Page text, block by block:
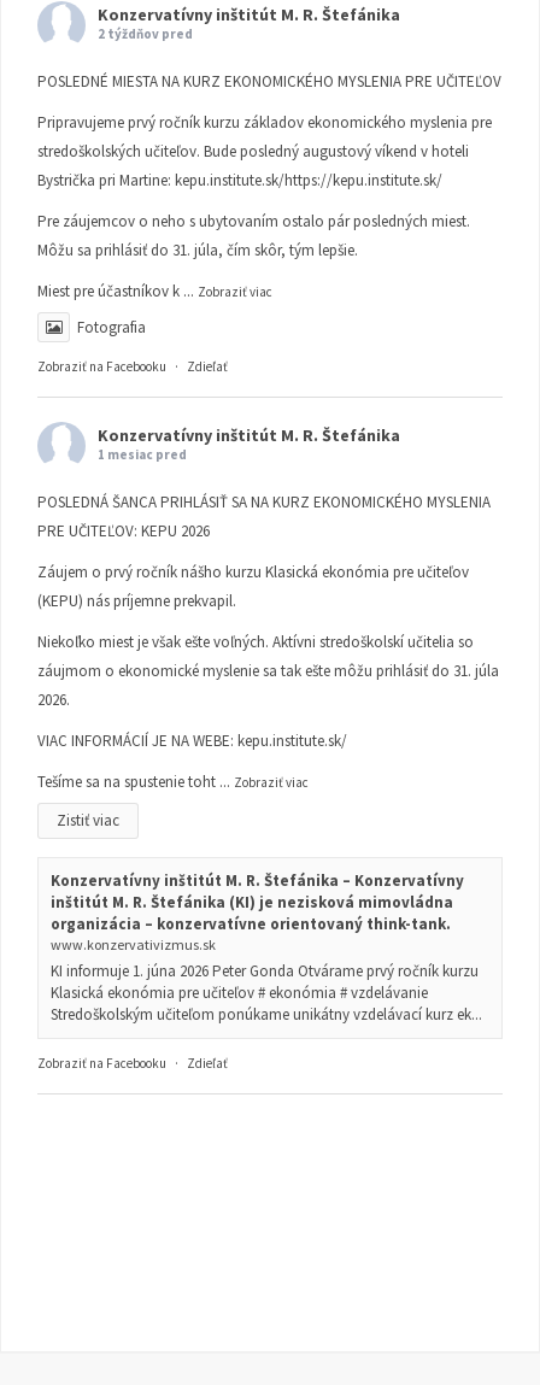
Konzervatívny inštitút M. R. Štefánika
2 týždňov pred
POSLEDNÉ MIESTA NA KURZ EKONOMICKÉHO MYSLENIA PRE UČITEĽOV
Pripravujeme prvý ročník kurzu základov ekonomického myslenia pre
stredoškolských učiteľov. Bude posledný augustový víkend v hoteli
Bystrička pri Martine: kepu.institute.sk/https://kepu.institute.sk/
Pre záujemcov o neho s ubytovaním ostalo pár posledných miest.
Môžu sa prihlásiť do 31. júla, čím skôr, tým lepšie.
Miest pre účastníkov k ... Zobraziť viac
Fotografia
Zobraziť na Facebooku · Zdieľať
Konzervatívny inštitút M. R. Štefánika
1 mesiac pred
POSLEDNÁ ŠANCA PRIHLÁSIŤ SA NA KURZ EKONOMICKÉHO MYSLENIA
PRE UČITEĽOV: KEPU 2026
Záujem o prvý ročník nášho kurzu Klasická ekonómia pre učiteľov
(KEPU) nás príjemne prekvapil.
Niekoľko miest je však ešte voľných. Aktívni stredoškolskí učitelia so
záujmom o ekonomické myslenie sa tak ešte môžu prihlásiť do 31. júla
2026.
VIAC INFORMÁCIÍ JE NA WEBE: kepu.institute.sk/
Tešíme sa na spustenie toht ... Zobraziť viac
Zistiť viac
Konzervatívny inštitút M. R. Štefánika – Konzervatívny
inštitút M. R. Štefánika (KI) je nezisková mimovládna
organizácia – konzervatívne orientovaný think-tank.
www.konzervativizmus.sk
KI informuje 1. júna 2026 Peter Gonda Otvárame prvý ročník kurzu
Klasická ekonómia pre učiteľov # ekonómia # vzdelávanie
Stredoškolským učiteľom ponúkame unikátny vzdelávací kurz ek...
Zobraziť na Facebooku · Zdieľať